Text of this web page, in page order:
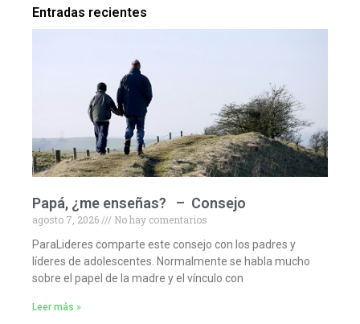
Entradas recientes
Papá, ¿me enseñas? – Consejo
agosto 7, 2026
No hay comentarios
ParaLideres comparte este consejo con los padres y
líderes de adolescentes. Normalmente se habla mucho
sobre el papel de la madre y el vínculo con
Leer más »